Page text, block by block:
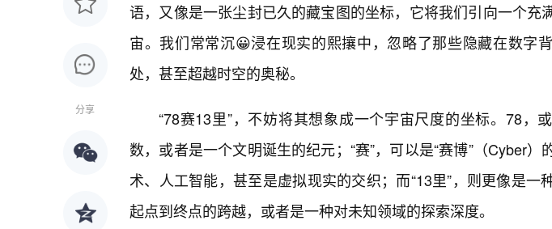
分享
语，又像是一张尘封已久的藏宝图的坐标，它将我们引向一个充
宙。我们常常沉😀浸在现实的熙攘中，忽略了那些隐藏在数字
处，甚至超越时空的奥秘。
“78赛13里”，不妨将其想象成一个宇宙尺度的坐标。78，
数，或者是一个文明诞生的纪元；“赛”，可以是“赛博”（Cyber）
术、人工智能，甚至是虚拟现实的交织；而“13里”，则更像是一
起点到终点的跨越，或者是一种对未知领域的探索深度。